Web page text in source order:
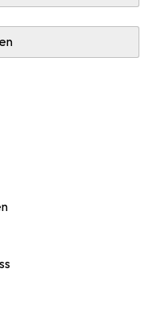
Viele Rennstrecken.